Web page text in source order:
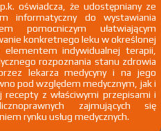
Tosara Ltd
DK
100%
12,45 zł
oświadcza, że udostępniany ze
informatyczny do wystawiania
pomocniczym ułatwiającym
konkretnego leku w określonej
indywidualnej terapii,
rozpoznania stanu zdrowia
lekarza medycyny i na jego
pod względem medycznym, jak i
z właściwymi przepisami i
zajmujących się
rynku usług medycznych.